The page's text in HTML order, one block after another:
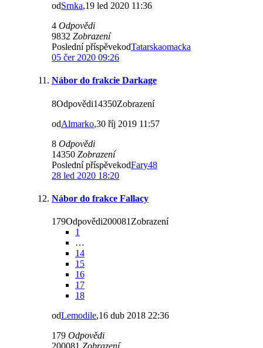
odSrnka,19 led 2020 11:36
4 Odpovědi
9832 Zobrazení
Poslední příspěvekodTatarskaomacka
05 čer 2020 09:26
Nábor do frakcie Darkage
8Odpovědi14350Zobrazení
odAlmarko,30 říj 2019 11:57
8 Odpovědi
14350 Zobrazení
Poslední příspěvekodFary48
28 led 2020 18:20
Nábor do frakce Fallacy
179Odpovědi200081Zobrazení
1
…
14
15
16
17
18
odLemodile,16 dub 2018 22:36
179 Odpovědi